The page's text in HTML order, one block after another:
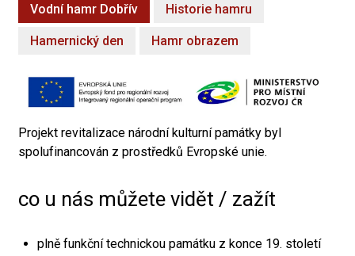
Vodní hamr Dobřív Historie hamru
Hamernický den Hamr obrazem
Projekt revitalizace národní kulturní památky byl
spolufinancován z prostředků Evropské unie.
co u nás můžete vidět / zažít
plně funkční technickou památku z konce 19. století